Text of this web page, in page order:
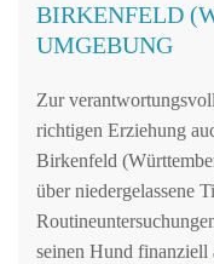
BIRKENFELD
UMGEBUNG
Zur
richtigen Erziehung
Birkenfeld
über niedergelassene
seinen Hund finanziell